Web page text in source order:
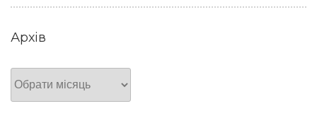
Архів
Архів